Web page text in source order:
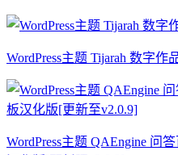
WordPress主题 Tijarah 数字作
WordPress主题 QAEngine 问